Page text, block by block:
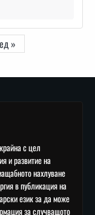
»
с цел
и развитие на
нахлуване
в публикация на
език за да може
за случващото